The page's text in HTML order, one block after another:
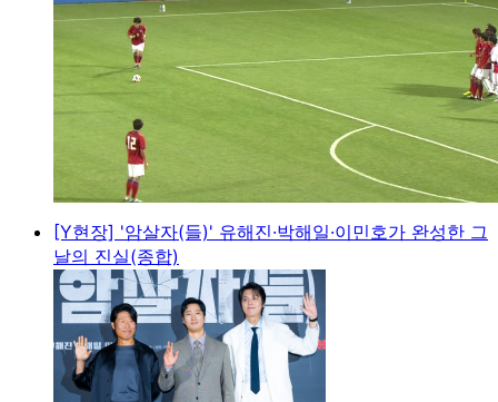
[Y현장] '암살자(들)' 유해진·박해일·이민호가 완성한 그
날의 진실(종합)